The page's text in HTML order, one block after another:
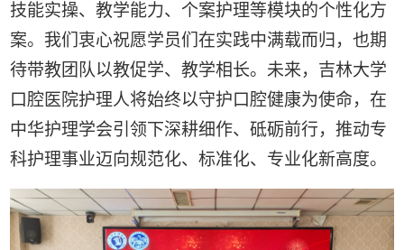
技能实操、教学能力、个案护理等模块的个性化方
案。我们衷心祝愿学员们在实践中满载而归，也期
待带教团队以教促学、教学相长。未来，吉林大学
口腔医院护理人将始终以守护口腔健康为使命，在
中华护理学会引领下深耕细作、砥砺前行，推动专
科护理事业迈向规范化、标准化、专业化新高度。